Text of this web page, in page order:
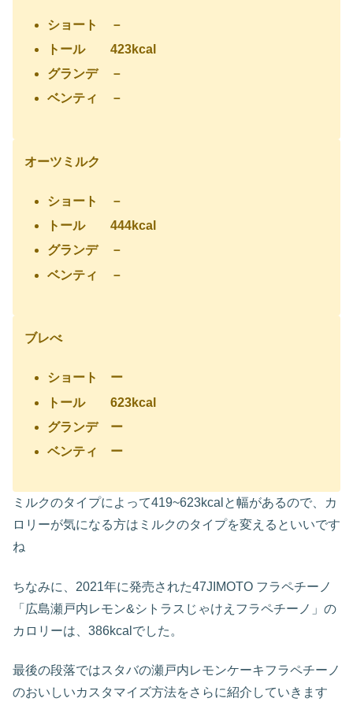
ショート －
トール 423kcal
グランデ －
ベンティ －
オーツミルク
ショート －
トール 444kcal
グランデ －
ベンティ －
ブレべ
ショート ー
トール 623kcal
グランデ ー
ベンティ ー
ミルクのタイプによって419~623kcalと幅があるので、カ
ロリーが気になる方はミルクのタイプを変えるといいです
ね
ちなみに、2021年に発売された47JIMOTO フラペチーノ
「広島瀬戸内レモン&シトラスじゃけえフラペチーノ」の
カロリーは、386kcalでした。
最後の段落ではスタバの瀬戸内レモンケーキフラペチーノ
のおいしいカスタマイズ方法をさらに紹介していきます